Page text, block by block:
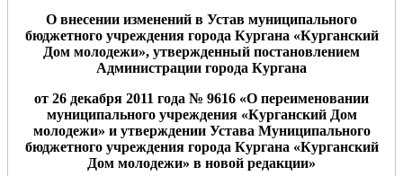
О внесении изменений в Устав муниципального
бюджетного учреждения города Кургана «Курганский
Дом молодежи», утвержденный постановлением
Администрации города Кургана
от 26 декабря 2011 года № 9616 «О переименовании
муниципального учреждения «Курганский Дом
молодежи» и утверждении Устава Муниципального
бюджетного учреждения города Кургана «Курганский
Дом молодежи» в новой редакции»